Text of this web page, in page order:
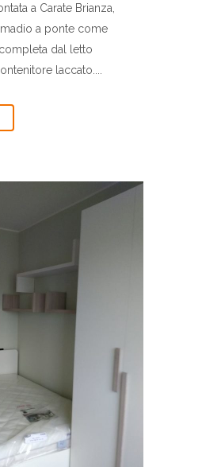
a Carate Brianza,
a ponte come
dal letto
laccato....